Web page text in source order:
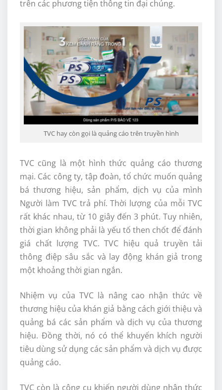
trên các phương tiện thông tin đại chúng.
TVC hay còn gọi là quảng cáo trên truyền hình
TVC cũng là một hình thức quảng cáo thương
mại. Các công ty, tập đoàn, tổ chức muốn quảng
bá thương hiệu, sản phẩm, dịch vụ của mình
Người làm TVC trả phí. Thời lượng của mỗi TVC
rất khác nhau, từ 10 giây đến 3 phút. Tuy nhiên,
thời gian không phải là yếu tố then chốt để đánh
giá chất lượng TVC. TVC hiệu quả truyền tải
thông điệp sâu sắc và lay động khán giả trong
một khoảng thời gian ngắn.
Nhiệm vụ của TVC là nâng cao nhận thức về
thương hiệu của khán giả bằng cách giới thiệu và
quảng bá các sản phẩm và dịch vụ của thương
hiệu. Đồng thời, nó có thể khuyến khích người
tiêu dùng sử dụng các sản phẩm và dịch vụ được
quảng cáo.
TVC còn là công cụ khiến người dùng nhận thức